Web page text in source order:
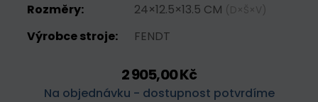
Rozměry:
24×12.5×13.5 CM (D×Š×V)
Výrobce stroje: FENDT
2 905,00 Kč
Na objednávku - dostupnost potvrdíme